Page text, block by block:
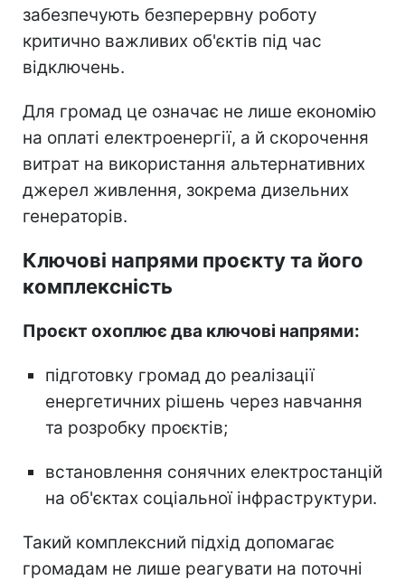
забезпечують безперервну роботу
критично важливих об'єктів під час
відключень.
Для громад це означає не лише економію
на оплаті електроенергії, а й скорочення
витрат на використання альтернативних
джерел живлення, зокрема дизельних
генераторів.
Ключові напрями проєкту та його
комплексність
Проєкт охоплює два ключові напрями:
підготовку громад до реалізації
енергетичних рішень через навчання
та розробку проєктів;
встановлення сонячних електростанцій
на об'єктах соціальної інфраструктури.
Такий комплексний підхід допомагає
громадам не лише реагувати на поточні